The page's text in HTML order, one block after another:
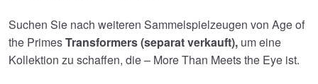
Suchen Sie nach weiteren Sammelspielzeugen von Age of
the PrimesTransformers (separat verkauft), um eine
Kollektion zu schaffen, die – More Than Meets the Eye ist.